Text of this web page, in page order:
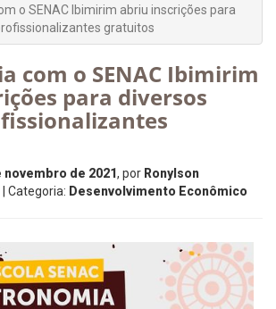
o SENAC Ibimirim abriu inscrições para
gratuitos
com o SENAC Ibimirim
para diversos
novembro de 2021, por Ronylson
| Categoria: Desenvolvimento Econômico